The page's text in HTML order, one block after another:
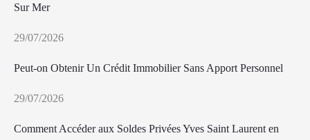
Sur Mer
29/07/2026
Peut-on Obtenir Un Crédit Immobilier Sans Apport Personnel
29/07/2026
Comment Accéder aux Soldes Privées Yves Saint Laurent en